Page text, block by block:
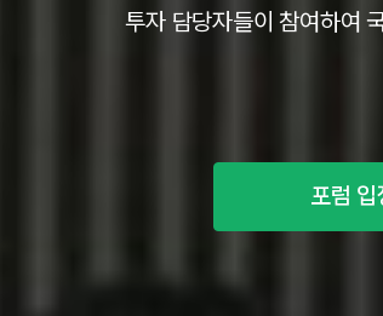
투자 담당자들이 참여하여
포럼 입